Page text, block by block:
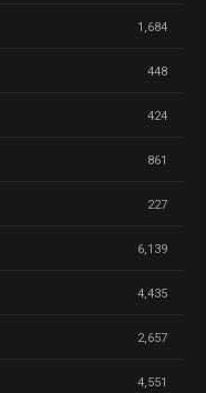
1,684
448
424
861
227
6,139
4,435
2,657
4,551